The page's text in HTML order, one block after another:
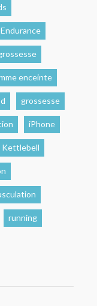
Endurance
enceinte
grossesse
iPhone
Kettlebell
running